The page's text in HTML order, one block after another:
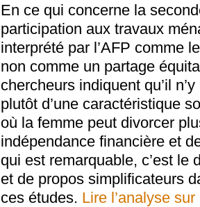
En ce qui concerne la
participation aux travaux
interprété par l’AFP comme
non comme un partage
chercheurs indiquent qu’il
plutôt d’une caractéristique
où la femme peut divorcer
indépendance financière et
qui est remarquable, c’est le
et de propos simplificateurs
ces études. Lire l’analyse